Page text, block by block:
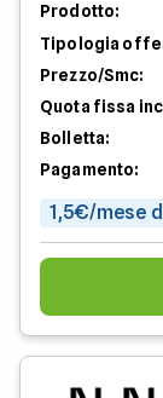
Prodotto:
Tipologia
Prezzo/Smc:
Quota fissa
Bolletta:
Pagamento:
1,5€/mese